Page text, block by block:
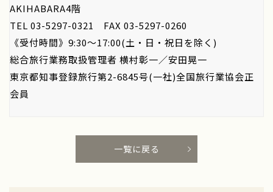
AKIHABARA4階
TEL 03-5297-0321 FAX 03-5297-0260
《受付時間》9:30～17:00(土・日・祝日を除く)
総合旅行業務取扱管理者 横村彰一／安田晃一
東京都知事登録旅行第2-6845号(一社)全国旅行業協会正
会員
一覧に戻る